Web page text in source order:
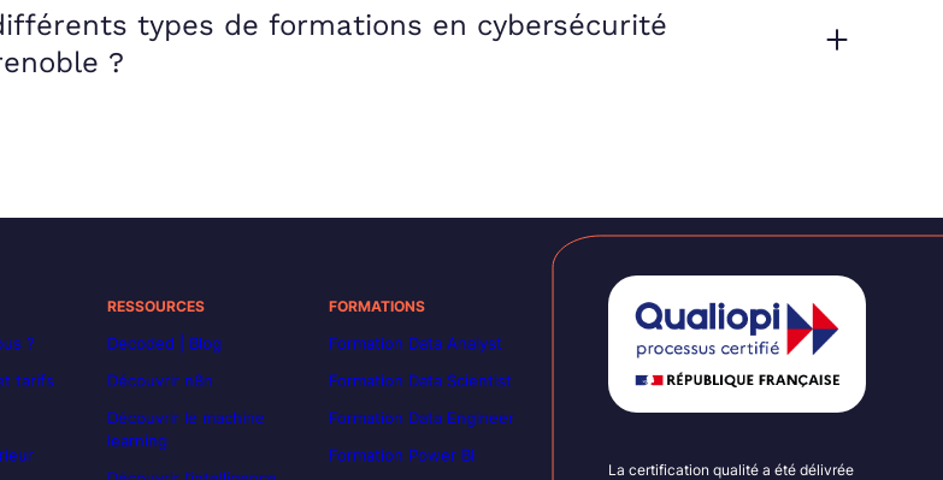
types de formations en cybersécurité
?
?
tarifs
RESSOURCES
Decoded | Blog
Découvrir n8n
Découvrir le machine
learning
FORMATIONS
Formation Data Analyst
Formation Data Scientist
Formation Data Engineer
Formation Power BI
La certification qualité a été délivrée